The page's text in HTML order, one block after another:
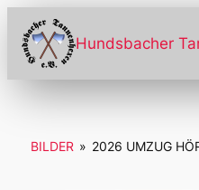
Zum
Inhalt
springen
Hundsbacher
BILDER » 2026 UMZUG